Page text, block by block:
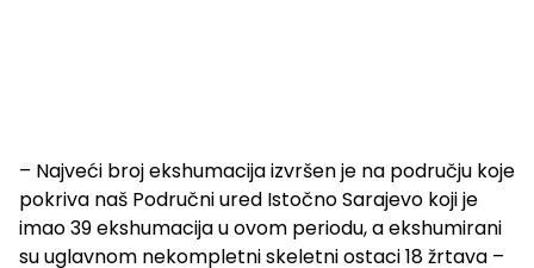
– Najveći broj ekshumacija izvršen je na području koje
pokriva naš Područni ured Istočno Sarajevo koji je
imao 39 ekshumacija u ovom periodu, a ekshumirani
su uglavnom nekompletni skeletni ostaci 18 žrtava –